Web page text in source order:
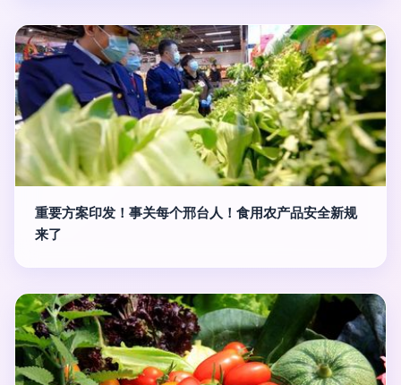
重要方案印发！事关每个邢台人！食用农产品安全新规
来了